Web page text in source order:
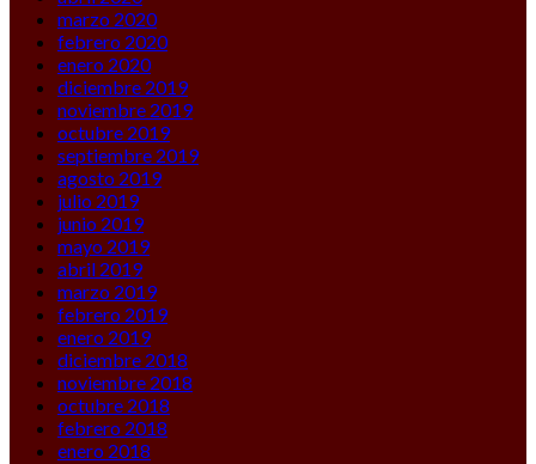
marzo 2020
febrero 2020
enero 2020
diciembre 2019
noviembre 2019
octubre 2019
septiembre 2019
agosto 2019
julio 2019
junio 2019
mayo 2019
abril 2019
marzo 2019
febrero 2019
enero 2019
diciembre 2018
noviembre 2018
octubre 2018
febrero 2018
enero 2018